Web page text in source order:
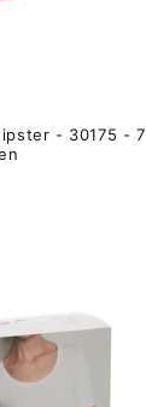
- 30175 - 7